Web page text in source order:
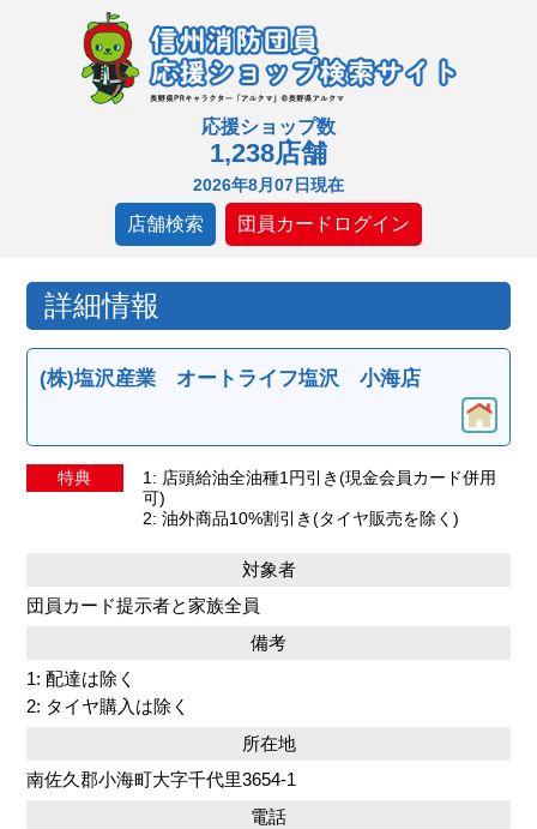
応援ショップ数
1,238店舗
2026年8月07日現在
店舗検索 団員カードログイン
詳細情報
(株)塩沢産業 オートライフ塩沢 小海店
特典
1: 店頭給油全油種1円引き(現金会員カード併用
可)
2: 油外商品10%割引き(タイヤ販売を除く)
対象者
団員カード提示者と家族全員
備考
1: 配達は除く
2: タイヤ購入は除く
所在地
南佐久郡小海町大字千代里3654-1
電話